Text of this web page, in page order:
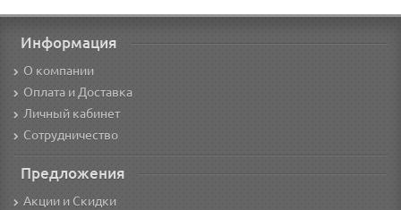
Информация
О компании
Оплата и Доставка
Личный кабинет
Сотрудничество
Предложения
Акции и Скидки